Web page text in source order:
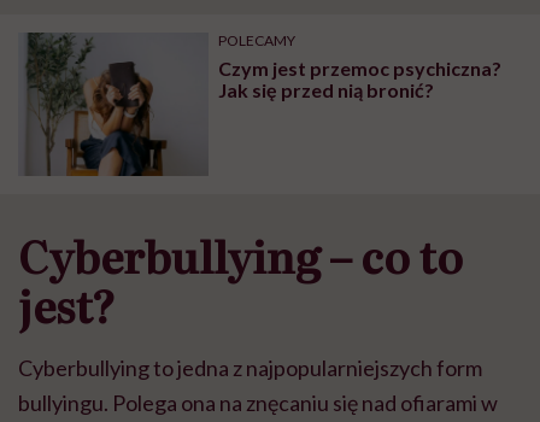
może chyba tylko
głupota i brak
wyobraźni"
pracy
POLECAMY
Czym jest przemoc psychiczna?
Jak się przed nią bronić?
Cyberbullying – co to
jest?
Cyberbullying to jedna z najpopularniejszych form
bullyingu. Polega ona na znęcaniu się nad ofiarami w